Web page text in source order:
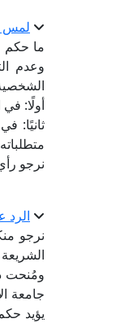
لمس
وعدم
أولًا:
ثانيًا:
نرجو
نرجو
ومُنحت
جامعة
يؤيد